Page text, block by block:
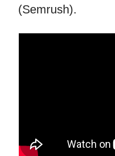
(Semrush).